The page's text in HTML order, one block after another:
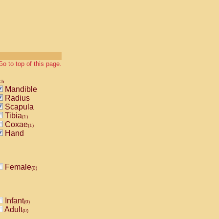
to top of this page.
Mandible
Radius
Scapula
Tibia(1)
Coxae(1)
Hand
Female(0)
Infant(0)
Adult(0)